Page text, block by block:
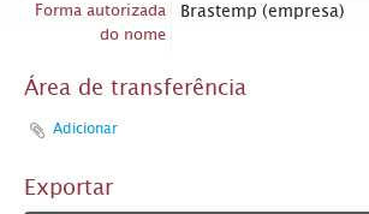
Forma autorizada
do nome
Brastemp (empresa)
Área de transferência
Adicionar
Exportar